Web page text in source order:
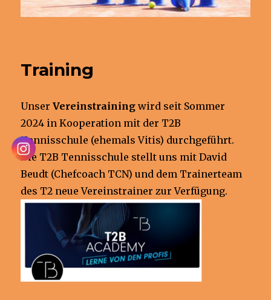
Training
UnserVereinstraining wird seit Sommer
2024 in Kooperation mit der T2B
Tennisschule (ehemals Vitis) durchgeführt.
Die T2B Tennisschule stellt uns mit David
Beudt (Chefcoach TCN) und dem Trainerteam
des T2 neue Vereinstrainer zur Verfügung.